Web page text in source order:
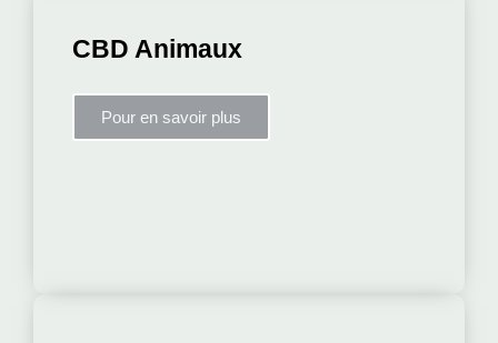
CBD Animaux
Pour en savoir plus